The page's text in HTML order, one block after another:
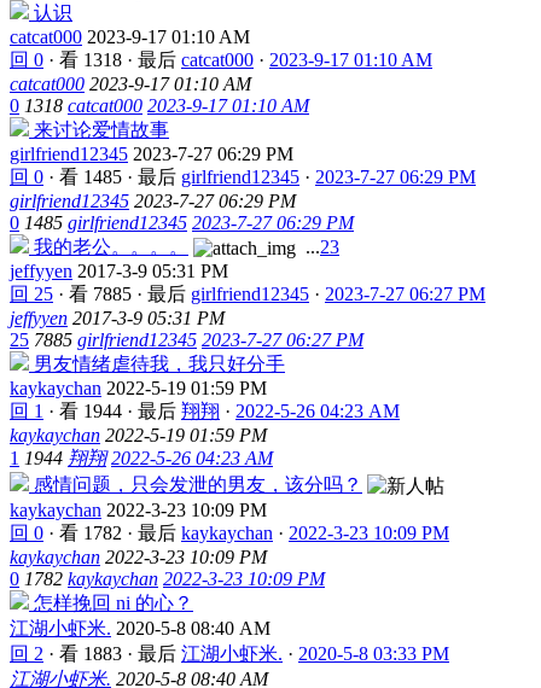
认识
catcat000 2023-9-17 01:10 AM
回 0 · 看 1318 · 最后 catcat000 · 2023-9-17 01:10 AM
catcat000 2023-9-17 01:10 AM
0 1318 catcat000 2023-9-17 01:10 AM
来讨论爱情故事
girlfriend12345 2023-7-27 06:29 PM
回 0 · 看 1485 · 最后 girlfriend12345 · 2023-7-27 06:29 PM
girlfriend12345 2023-7-27 06:29 PM
0 1485 girlfriend12345 2023-7-27 06:29 PM
我的老公。。。。
...23
jeffyyen 2017-3-9 05:31 PM
回 25 · 看 7885 · 最后 girlfriend12345 · 2023-7-27 06:27 PM
jeffyyen 2017-3-9 05:31 PM
25 7885 girlfriend12345 2023-7-27 06:27 PM
男友情绪虐待我，我只好分手
kaykaychan 2022-5-19 01:59 PM
回 1 · 看 1944 · 最后 翔翔 · 2022-5-26 04:23 AM
kaykaychan 2022-5-19 01:59 PM
1 1944 翔翔 2022-5-26 04:23 AM
感情问题，只会发泄的男友，该分吗？
kaykaychan 2022-3-23 10:09 PM
回 0 · 看 1782 · 最后 kaykaychan · 2022-3-23 10:09 PM
kaykaychan 2022-3-23 10:09 PM
0 1782 kaykaychan 2022-3-23 10:09 PM
怎样挽回 ni 的心？
江湖小虾米. 2020-5-8 08:40 AM
回 2 · 看 1883 · 最后 江湖小虾米. · 2020-5-8 03:33 PM
江湖小虾米. 2020-5-8 08:40 AM